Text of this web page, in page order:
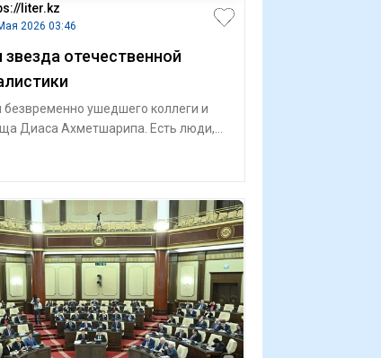
liter.kz
2026 03:46
звезда отечественной
безвременно ушедшего коллеги и
Диаса Ахметшарипа. Есть люди,